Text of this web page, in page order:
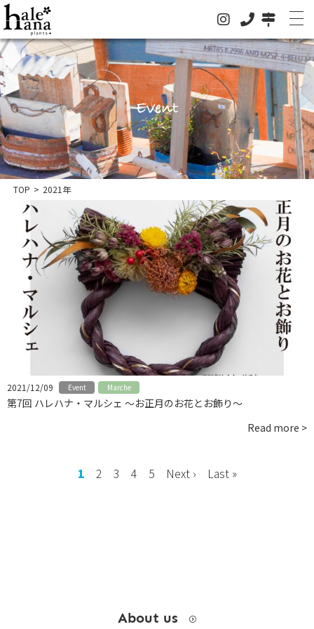
ホーム
オンラインストア
法人の方はこちらへ
お知らせ
グリーン
ドライフラワー
ハレハナについて
instagram
Event
TOP > 2021年
2021/12/09 Event Marche
第7回 ハレハナ・マルシェ ～お正月のお花とお飾り～
Read more >
1 2 3 4 5 Next › Last »
About us